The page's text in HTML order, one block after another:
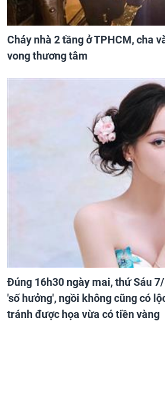
Cháy nhà 2 tầng ở TPHCM, cha
vong thương tâm
Đúng 16h30 ngày mai, thứ Sáu
'số hưởng', ngồi không cũng có
tránh được họa vừa có tiền vàng